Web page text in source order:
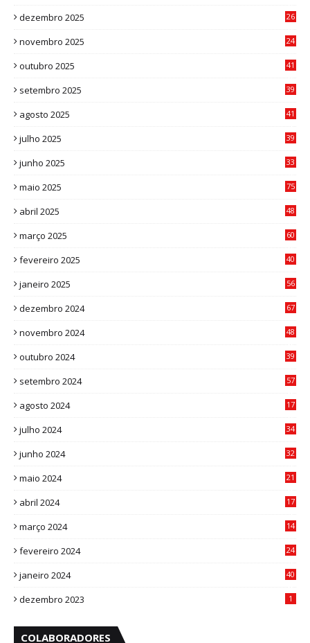
dezembro 2025
26
novembro 2025
24
outubro 2025
41
setembro 2025
39
agosto 2025
41
julho 2025
39
junho 2025
33
maio 2025 75
abril 2025
48
março 2025
60
fevereiro 2025
40
janeiro 2025
56
dezembro 2024
67
novembro 2024
48
outubro 2024
39
setembro 2024
57
agosto 2024
17
julho 2024
34
junho 2024
32
maio 2024
21
abril 2024
17
março 2024
14
fevereiro 2024
24
janeiro 2024
40
dezembro 2023 1
COLABORADORES